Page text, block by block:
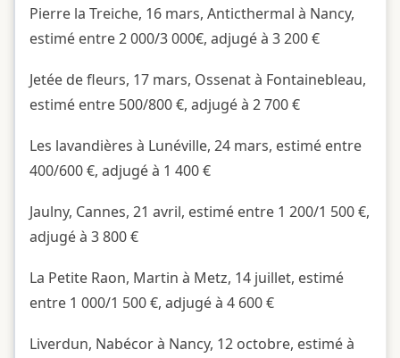
Pierre la Treiche, 16 mars, Anticthermal à Nancy,
estimé entre 2 000/3 000€, adjugé à 3 200 €
Jetée de fleurs, 17 mars, Ossenat à Fontainebleau,
estimé entre 500/800 €, adjugé à 2 700 €
Les lavandières à Lunéville, 24 mars, estimé entre
400/600 €, adjugé à 1 400 €
Jaulny, Cannes, 21 avril, estimé entre 1 200/1 500 €,
adjugé à 3 800 €
La Petite Raon, Martin à Metz, 14 juillet, estimé
entre 1 000/1 500 €, adjugé à 4 600 €
Liverdun, Nabécor à Nancy, 12 octobre, estimé à